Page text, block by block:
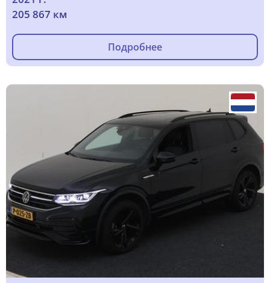
205 867 км
Подробнее